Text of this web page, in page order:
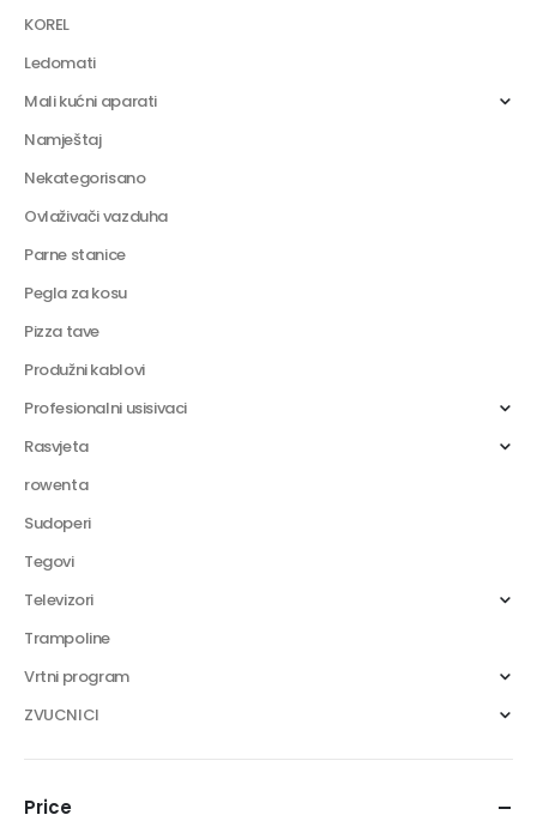
KOREL
Ledomati
Mali kućni aparati
Namještaj
Nekategorisano
Ovlaživači vazduha
Parne stanice
Pegla za kosu
Pizza tave
Produžni kablovi
Profesionalni usisivaci
Rasvjeta
rowenta
Sudoperi
Tegovi
Televizori
Trampoline
Vrtni program
ZVUCNICI
Price